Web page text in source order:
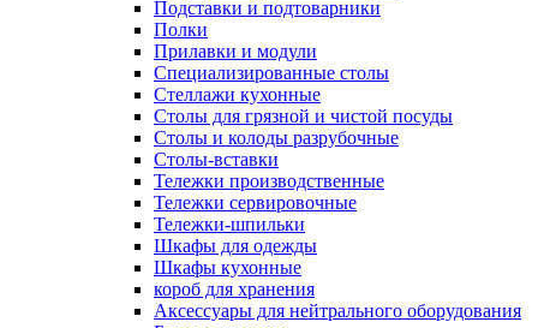
Подставки и подтоварники
Полки
Прилавки и модули
Специализированные столы
Стеллажи кухонные
Столы для грязной и чистой посуды
Столы и колоды разрубочные
Столы-вставки
Тележки производственные
Тележки сервировочные
Тележки-шпильки
Шкафы для одежды
Шкафы кухонные
короб для хранения
Аксессуары для нейтрального оборудования